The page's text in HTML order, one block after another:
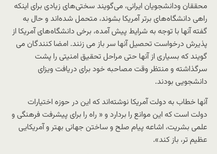
محققان ودانشجویان ایرانی، می‌گویند سختی‌های زیادی برای اینکه
راهی دانشگاه‌های برتر آمریکا بشوند، متحمل شده‌اند و حال به
گفته آنها با توجه به شرایط پیش آمده، برخی دانشگاه‌های آمریکا از
پذیرش درخواست تحصیل آنها سر باز می زنند. امضا کنندگان می
گویند که بسیاری از آنها حتی مراحل تحقیق امنیتی را پشت
سرگذاشته و منتظر وقت مصاحبه خود برای دریافت ویزای
دانشجویی بودند.
آنها خطاب به دولت آمریکا نوشته‌اند که این در حوزه اختیارات
دولت است که این موانع را بردارد و « راه را برای پیشرفت فرهنگی و
علمی بشریت، اشاعه پیام صلح و ساختن جهانی بهتر و آمریکایی
عظیم تر، باز کند».